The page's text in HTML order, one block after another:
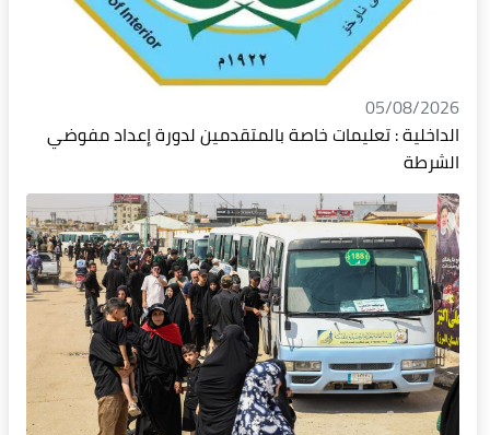
05/08/2026
الداخلية : تعليمات خاصة بالمتقدمين لدورة إعداد مفوضي
الشرطة